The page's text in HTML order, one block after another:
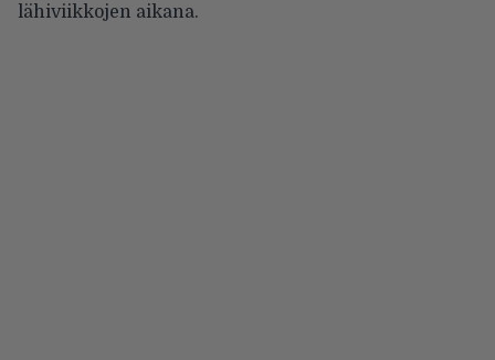
lähiviikkojen aikana.